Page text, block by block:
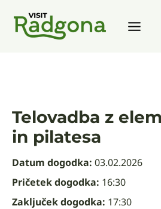
content
Telovadba z
in pilatesa
Datum dogodka: 03.02.2026
Pričetek dogodka: 16:30
Zaključek dogodka: 17:30